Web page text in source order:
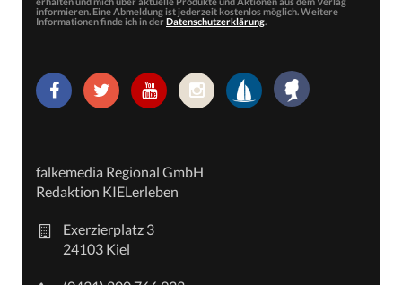
informieren. Eine Abmeldung ist jederzeit kostenlos möglich. Weitere
Informationen finde ich in der Datenschutzerklärung.
falkemedia Regional GmbH
Redaktion KIELerleben
Exerzierplatz 3
24103 Kiel